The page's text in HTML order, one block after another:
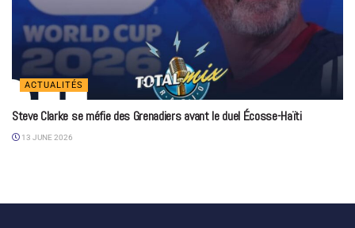
ACTUALITÉS
Steve Clarke se méfie des Grenadiers avant le duel Écosse-Haïti
13 JUNE 2026